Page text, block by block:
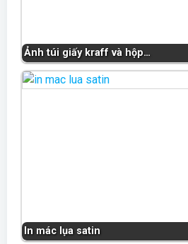
Ảnh túi giấy kraff và hộp…
In mác lụa satin